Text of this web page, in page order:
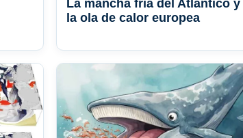
La mancha fría del Atlántico y
la ola de calor europea